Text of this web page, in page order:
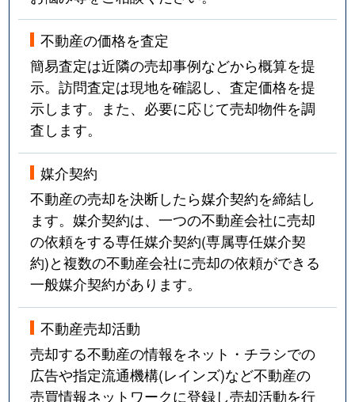
不動産の価格を査定
簡易査定は近隣の売却事例などから概算を提
示。訪問査定は現地を確認し、査定価格を提
示します。また、必要に応じて売却物件を調
査します。
媒介契約
不動産の売却を決断したら媒介契約を締結し
ます。媒介契約は、一つの不動産会社に売却
の依頼をする専任媒介契約(専属専任媒介契
約)と複数の不動産会社に売却の依頼ができる
一般媒介契約があります。
不動産売却活動
売却する不動産の情報をネット・チラシでの
広告や指定流通機構(レインズ)など不動産の
売買情報ネットワークに登録し売却活動を行